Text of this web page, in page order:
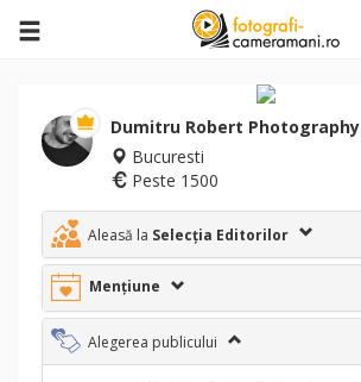
Dumitru Robert Photography
Bucuresti
Peste 1500
Aleasă la Selecția Editorilor
Mențiune
Alegerea publicului